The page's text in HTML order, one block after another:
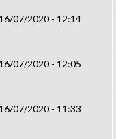
16/07/2020 - 12:14
16/07/2020 - 12:05
16/07/2020 - 11:33